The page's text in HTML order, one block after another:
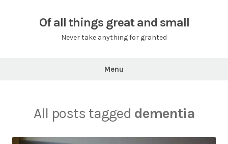
Of all things great and small
Never take anything for granted
Menu
All posts tagged dementia